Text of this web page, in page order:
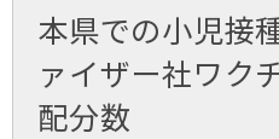
本県での小児接
ァイザー社ワク
配分数